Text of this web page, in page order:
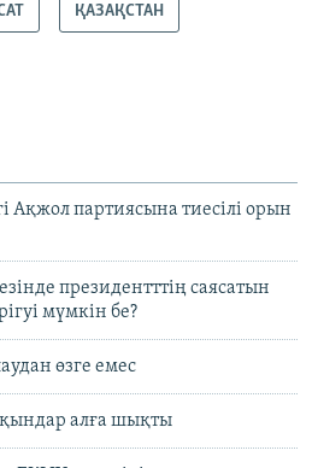
ҚАЗАҚСТАН
Ақжол партиясына тиесілі орын
президентттің саясатын
мүмкін бе?
өзге емес
алға шықты